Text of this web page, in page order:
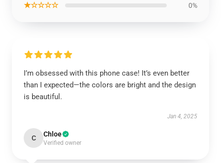
★☆☆☆☆ 0%
I’m obsessed with this phone case! It’s even better
than I expected—the colors are bright and the design
is beautiful.
Jan 4, 2025
C Chloe
Verified owner